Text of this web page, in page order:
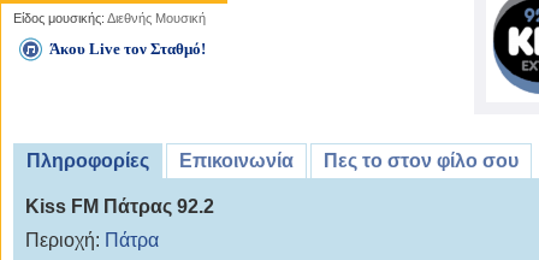
Είδος μουσικής: Διεθνής Μουσική
Άκου Live τον Σταθμό!
Πληροφορίες Επικοινωνία Πες το στον φίλο σου
Kiss FM Πάτρας 92.2
Περιοχή: Πάτρα